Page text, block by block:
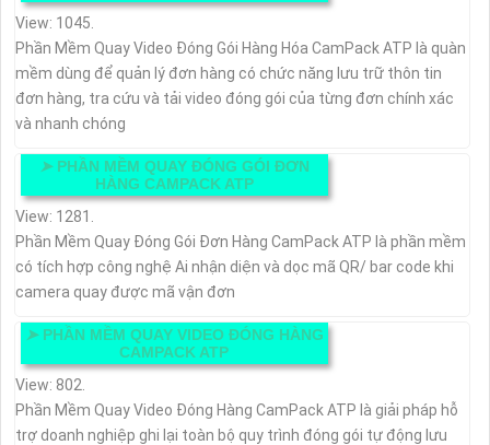
View: 1045.
Phần Mềm Quay Video Đóng Gói Hàng Hóa CamPack ATP là quàn
mềm dùng để quản lý đơn hàng có chức năng lưu trữ thôn tin
đơn hàng, tra cứu và tải video đóng gói của từng đơn chính xác
và nhanh chóng
➤ PHẦN MỀM QUAY ĐÓNG GÓI ĐƠN
HÀNG CAMPACK ATP
View: 1281.
Phần Mềm Quay Đóng Gói Đơn Hàng CamPack ATP là phần mềm
có tích hợp công nghệ Ai nhận diện và dọc mã QR/ bar code khi
camera quay được mã vận đơn
➤ PHẦN MỀM QUAY VIDEO ĐÓNG HÀNG
CAMPACK ATP
View: 802.
Phần Mềm Quay Video Đóng Hàng CamPack ATP là giải pháp hỗ
trợ doanh nghiệp ghi lại toàn bộ quy trình đóng gói tự động lưu